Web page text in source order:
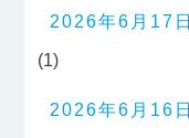
2026年6月17日
(1)
2026年6月16日